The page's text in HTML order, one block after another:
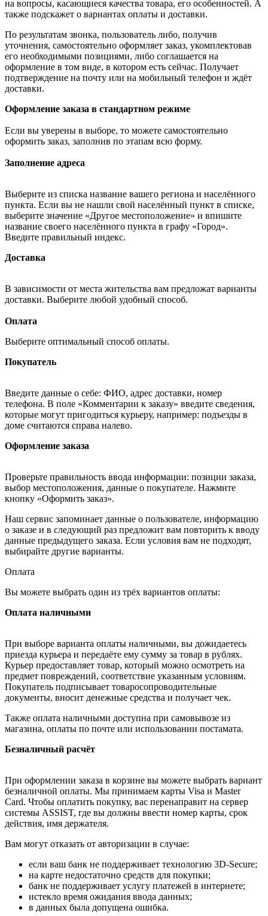
на вопросы, касающиеся качества товара, его особенностей. А
также подскажет о вариантах оплаты и доставки.
По результатам звонка, пользователь либо, получив
уточнения, самостоятельно оформляет заказ, укомплектовав
его необходимыми позициями, либо соглашается на
оформление в том виде, в котором есть сейчас. Получает
подтверждение на почту или на мобильный телефон и ждёт
доставки.
Оформление заказа в стандартном режиме
Если вы уверены в выборе, то можете самостоятельно
оформить заказ, заполнив по этапам всю форму.
Заполнение адреса
Выберите из списка название вашего региона и населённого
пункта. Если вы не нашли свой населённый пункт в списке,
выберите значение «Другое местоположение» и впишите
название своего населённого пункта в графу «Город».
Введите правильный индекс.
Доставка
В зависимости от места жительства вам предложат варианты
доставки. Выберите любой удобный способ.
Оплата
Выберите оптимальный способ оплаты.
Покупатель
Введите данные о себе: ФИО, адрес доставки, номер
телефона. В поле «Комментарии к заказу» введите сведения,
которые могут пригодиться курьеру, например: подъезды в
доме считаются справа налево.
Оформление заказа
Проверьте правильность ввода информации: позиции заказа,
выбор местоположения, данные о покупателе. Нажмите
кнопку «Оформить заказ».
Наш сервис запоминает данные о пользователе, информацию
о заказе и в следующий раз предложит вам повторить к вводу
данные предыдущего заказа. Если условия вам не подходят,
выбирайте другие варианты.
Оплата
Вы можете выбрать один из трёх вариантов оплаты:
Оплата наличными
При выборе варианта оплаты наличными, вы дожидаетесь
приезда курьера и передаёте ему сумму за товар в рублях.
Курьер предоставляет товар, который можно осмотреть на
предмет повреждений, соответствие указанным условиям.
Покупатель подписывает товаросопроводительные
документы, вносит денежные средства и получает чек.
Также оплата наличными доступна при самовывозе из
магазина, оплаты по почте или использовании постамата.
Безналичный расчёт
При оформлении заказа в корзине вы можете выбрать вариант
безналичной оплаты. Мы принимаем карты Visa и Master
Card. Чтобы оплатить покупку, вас перенаправит на сервер
системы ASSIST, где вы должны ввести номер карты, срок
действия, имя держателя.
Вам могут отказать от авторизации в случае:
если ваш банк не поддерживает технологию 3D-Secure;
на карте недостаточно средств для покупки;
банк не поддерживает услугу платежей в интернете;
истекло время ожидания ввода данных;
в данных была допущена ошибка.